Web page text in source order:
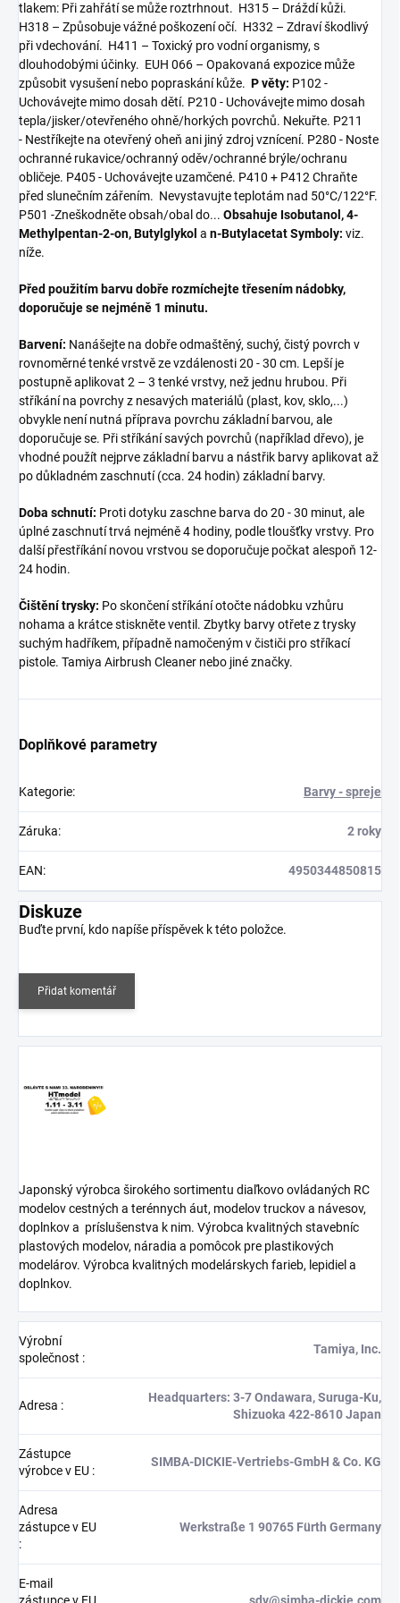
tlakem: Při zahřátí se může roztrhnout. H315 – Dráždí kůži.
H318 – Způsobuje vážné poškození očí. H332 – Zdraví škodlivý
při vdechování. H411 – Toxický pro vodní organismy, s
dlouhodobými účinky. EUH 066 – Opakovaná expozice může
způsobit vysušení nebo popraskání kůže. P věty: P102 -
Uchovávejte mimo dosah dětí. P210 - Uchovávejte mimo dosah
tepla/jisker/otevřeného ohně/horkých povrchů. Nekuřte. P211
- Nestříkejte na otevřený oheň ani jiný zdroj vznícení. P280 - Noste
ochranné rukavice/ochranný oděv/ochranné brýle/ochranu
obličeje. P405 - Uchovávejte uzamčené. P410 + P412 Chraňte
před slunečním zářením. Nevystavujte teplotám nad 50°C/122°F.
P501 -Zneškodněte obsah/obal do... Obsahuje Isobutanol, 4-
Methylpentan-2-on, Butylglykol a n-ButylacetatSymboly: viz.
níže.
Před použitím barvu dobře rozmíchejte třesením nádobky,
doporučuje se nejméně 1 minutu.
Barvení: Nanášejte na dobře odmaštěný, suchý, čistý povrch v
rovnoměrné tenké vrstvě ze vzdálenosti 20 - 30 cm. Lepší je
postupně aplikovat 2 – 3 tenké vrstvy, než jednu hrubou. Při
stříkání na povrchy z nesavých materiálů (plast, kov, sklo,...)
obvykle není nutná příprava povrchu základní barvou, ale
doporučuje se. Při stříkání savých povrchů (například dřevo), je
vhodné použít nejprve základní barvu a nástřik barvy aplikovat až
po důkladném zaschnutí (cca. 24 hodin) základní barvy.
Doba schnutí: Proti dotyku zaschne barva do 20 - 30 minut, ale
úplné zaschnutí trvá nejméně 4 hodiny, podle tloušťky vrstvy. Pro
další přestříkání novou vrstvou se doporučuje počkat alespoň 12-
24 hodin.
Čištění trysky: Po skončení stříkání otočte nádobku vzhůru
nohama a krátce stiskněte ventil. Zbytky barvy otřete z trysky
suchým hadříkem, případně namočeným v čističi pro stříkací
pistole. Tamiya Airbrush Cleaner nebo jiné značky.
Doplňkové parametry
Kategorie: Barvy - spreje
Záruka: 2 roky
EAN: 4950344850815
Diskuze
Buďte první, kdo napíše příspěvek k této položce.
Přidat komentář
Japonský výrobca širokého sortimentu diaľkovo ovládaných RC
modelov cestných a terénnych áut, modelov truckov a návesov,
doplnkov a príslušenstva k nim. Výrobca kvalitných stavebníc
plastových modelov, náradia a pomôcok pre plastikových
modelárov. Výrobca kvalitných modelárskych farieb, lepidiel a
doplnkov.
Výrobní
společnost :
Tamiya, Inc.
Adresa :
Headquarters: 3-7 Ondawara, Suruga-Ku,
Shizuoka 422-8610 Japan
Zástupce
výrobce v EU :
SIMBA-DICKIE-Vertriebs-GmbH & Co. KG
Adresa
zástupce v EU
:
Werkstraße 1 90765 Fürth Germany
E-mail